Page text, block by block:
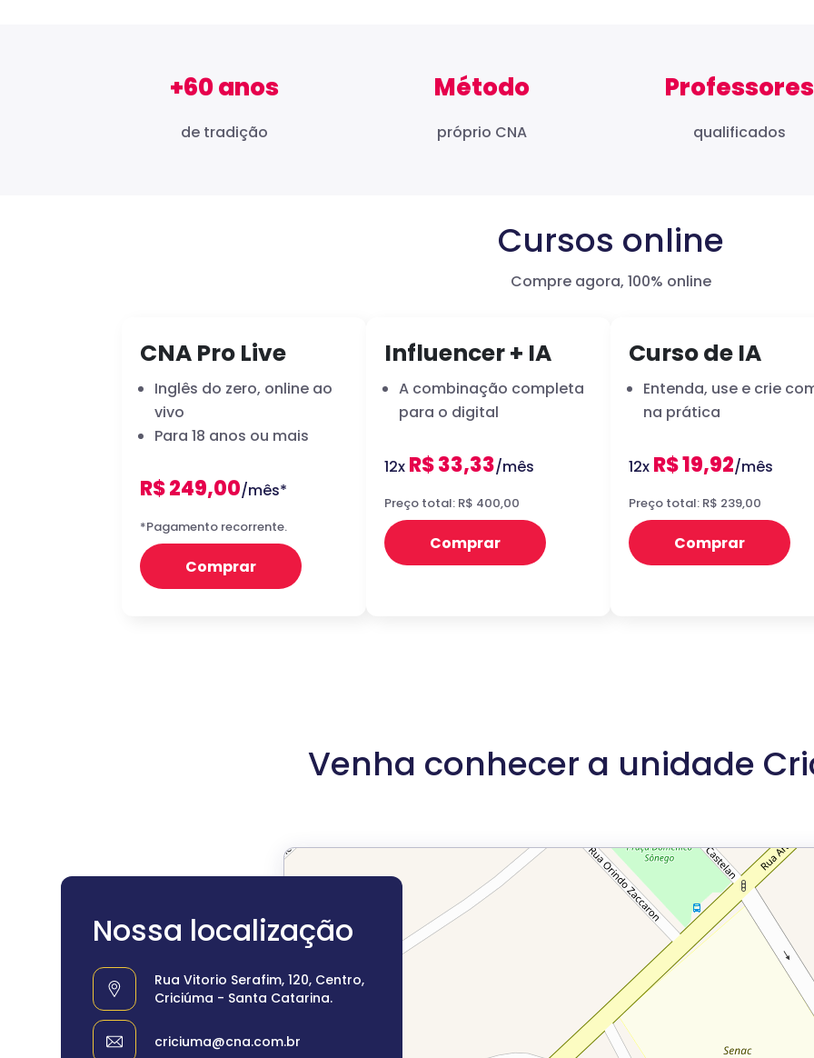
+60 anos
de tradição
Método
próprio CNA
Professores
qualificados
Cursos online
Compre agora, 100% online
CNA Pro Live
Inglês do zero, online ao
vivo
Para 18 anos ou mais
R$ 249,00/mês*
*Pagamento recorrente.
Comprar
Influencer + IA
A combinação completa
para o digital
12x R$ 33,33/mês
Preço total: R$ 400,00
Comprar
Curso de IA
Entenda, use e crie
na prática
12x R$ 19,92/mês
Preço total: R$ 239,00
Comprar
Venha conhecer a unidade
Nossa localização
Rua Vitorio Serafim, 120, Centro,
Criciúma - Santa Catarina.
criciuma@cna.com.br